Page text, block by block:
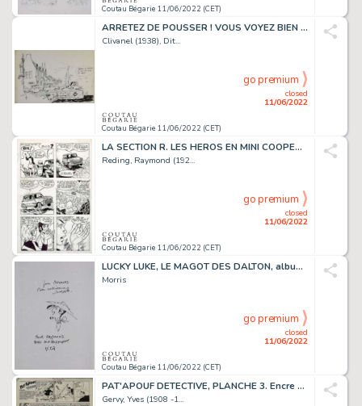
Coutau Bégarie 11/06/2022 (CET)
ARRETEZ DE POUSSER ! VOUS VOYEZ BIEN QU'ON EST ARRIVES... Encre...
Clivanel (1938), Dit...
Coutau Bégarie 11/06/2022 (CET)
closed
11/06/2022
go premium
LA SECTION R. LES HEROS EN MINI COOPER. Crayon, feutre...
Reding, Raymond (192...
Coutau Bégarie 11/06/2022 (CET)
closed
11/06/2022
go premium
LUCKY LUKE, LE MAGOT DES DALTON, album en édition originale...
Morris
Coutau Bégarie 11/06/2022 (CET)
closed
11/06/2022
go premium
PAT'APOUF DETECTIVE, PLANCHE 3. Encre de Chine sur...
Gervy, Yves (1908 -1...